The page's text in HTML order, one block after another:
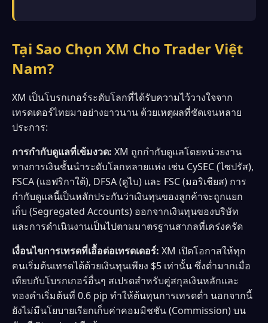
Tại Sao Chọn XM Cho Trader Việt
Nam?
XM เป็นโบรกเกอร์ระดับโลกที่ได้รับความไว้วางใจจาก
เทรดเดอร์ไทยมาอย่างยาวนาน ด้วยเหตุผลที่ชัดเจนหลาย
ประการ:
การกำกับดูแลที่เข้มงวด: XM ถูกกำกับดูแลโดยหน่วยงาน
ทางการเงินชั้นนำระดับโลกหลายแห่ง เช่น CySEC (ไซปรัส),
FSCA (แอฟริกาใต้), DFSA (ดูไบ) และ FSC (มอริเชียส) การ
กำกับดูแลนี้เป็นหลักประกันว่าเงินทุนของลูกค้าจะถูกแยก
เก็บ (Segregated Accounts) ออกจากเงินทุนของบริษัท
และการดำเนินงานเป็นไปตามมาตรฐานสากลที่เคร่งครัด
เงื่อนไขการเทรดที่เอื้อต่อเทรดเดอร์: XM เปิดโอกาสให้ทุก
คนเริ่มต้นเทรดได้ด้วยเงินทุนเพียง $5 เท่านั้น ซึ่งต่ำมากเมื่อ
เทียบกับโบรกเกอร์อื่นๆ สเปรดสำหรับคู่สกุลเงินหลักและ
ทองคำเริ่มต้นที่ 0.6 pip ทำให้ต้นทุนการเทรดต่ำ นอกจากนี้
ยังไม่มีนโยบายเรียกเก็บค่าคอมมิชชัน (Commission) บน